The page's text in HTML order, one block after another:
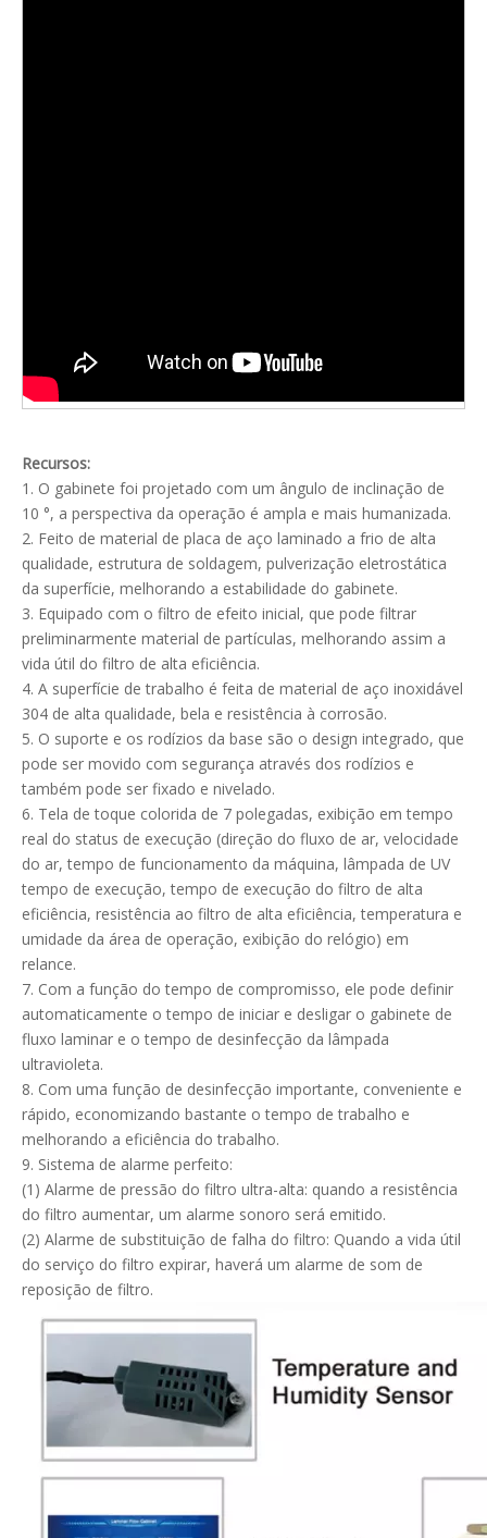
Recursos:
1. O gabinete foi projetado com um ângulo de inclinação de
10 °, a perspectiva da operação é ampla e mais humanizada.
2. Feito de material de placa de aço laminado a frio de alta
qualidade, estrutura de soldagem, pulverização eletrostática
da superfície, melhorando a estabilidade do gabinete.
3. Equipado com o filtro de efeito inicial, que pode filtrar
preliminarmente material de partículas, melhorando assim a
vida útil do filtro de alta eficiência.
4. A superfície de trabalho é feita de material de aço inoxidável
304 de alta qualidade, bela e resistência à corrosão.
5. O suporte e os rodízios da base são o design integrado, que
pode ser movido com segurança através dos rodízios e
também pode ser fixado e nivelado.
6. Tela de toque colorida de 7 polegadas, exibição em tempo
real do status de execução (direção do fluxo de ar, velocidade
do ar, tempo de funcionamento da máquina, lâmpada de UV
tempo de execução, tempo de execução do filtro de alta
eficiência, resistência ao filtro de alta eficiência, temperatura e
umidade da área de operação, exibição do relógio) em
relance.
7. Com a função do tempo de compromisso, ele pode definir
automaticamente o tempo de iniciar e desligar o gabinete de
fluxo laminar e o tempo de desinfecção da lâmpada
ultravioleta.
8. Com uma função de desinfecção importante, conveniente e
rápido, economizando bastante o tempo de trabalho e
melhorando a eficiência do trabalho.
9. Sistema de alarme perfeito:
(1) Alarme de pressão do filtro ultra-alta: quando a resistência
do filtro aumentar, um alarme sonoro será emitido.
(2) Alarme de substituição de falha do filtro: Quando a vida útil
do serviço do filtro expirar, haverá um alarme de som de
reposição de filtro.